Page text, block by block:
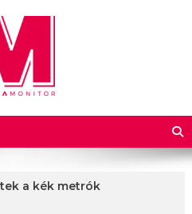
a kék metrók